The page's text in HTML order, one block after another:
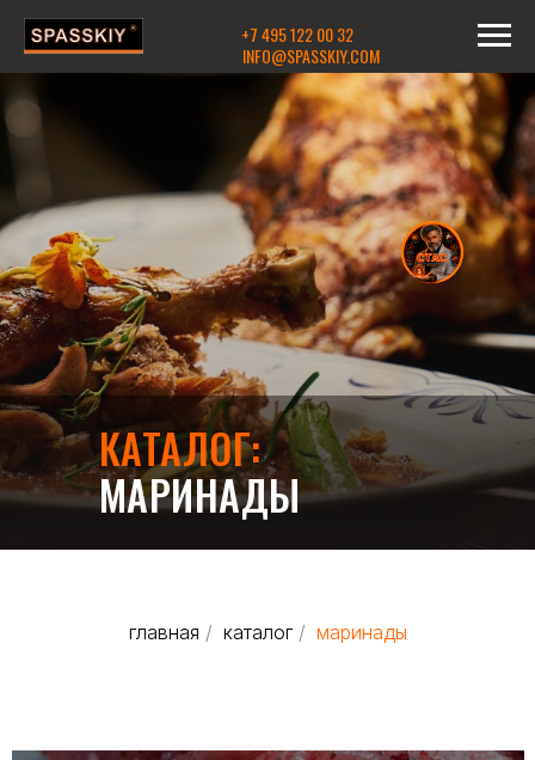
INFO@SPASSKIY.COM
+7 495 122 00 32
КАТАЛОГ:
МАРИНАДЫ
главная / каталог / маринады